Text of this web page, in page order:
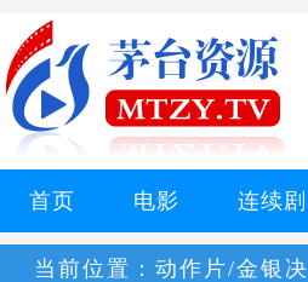
首页 电影 连续剧
当前位置： 动作片/金银决